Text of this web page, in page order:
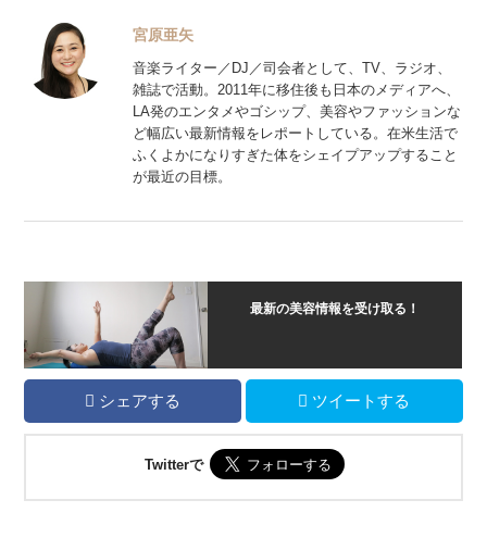
宮原亜矢
音楽ライター／DJ／司会者として、TV、ラジオ、
雑誌で活動。2011年に移住後も日本のメディアへ、
LA発のエンタメやゴシップ、美容やファッションな
ど幅広い最新情報をレポートしている。在米生活で
ふくよかになりすぎた体をシェイプアップすること
が最近の目標。
最新の美容情報を受け取る！
シェアする ツイートする
Twitterで